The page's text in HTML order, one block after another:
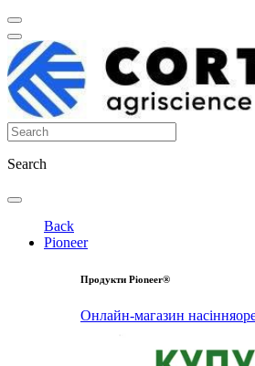
Search
Back
Pioneer
Продукти Pioneer®
Онлайн-магазин насіння